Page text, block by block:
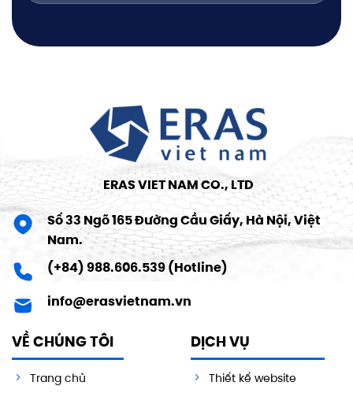
ERAS VIET NAM CO., LTD
Số 33 Ngõ 165 Đường Cầu Giấy, Hà Nội, Việt
Nam.
(+84) 988.606.539 (Hotline)
info@erasvietnam.vn
VỀ CHÚNG TÔI
Trang chủ
DỊCH VỤ
Thiết kế website